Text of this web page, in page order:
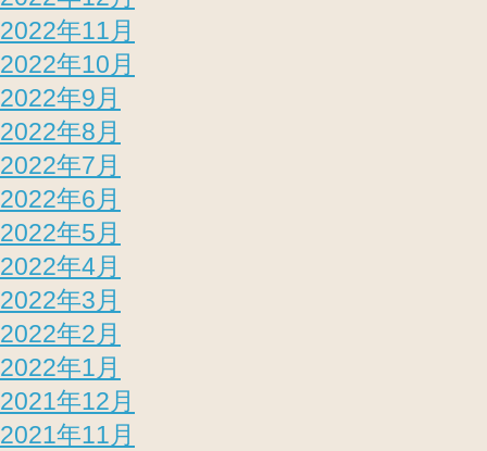
2022年11月
2022年10月
2022年9月
2022年8月
2022年7月
2022年6月
2022年5月
2022年4月
2022年3月
2022年2月
2022年1月
2021年12月
2021年11月